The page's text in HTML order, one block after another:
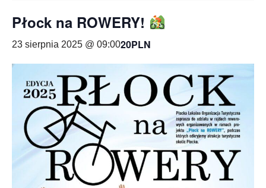
Płock na ROWERY!
23 sierpnia 2025 @ 09:0020PLN